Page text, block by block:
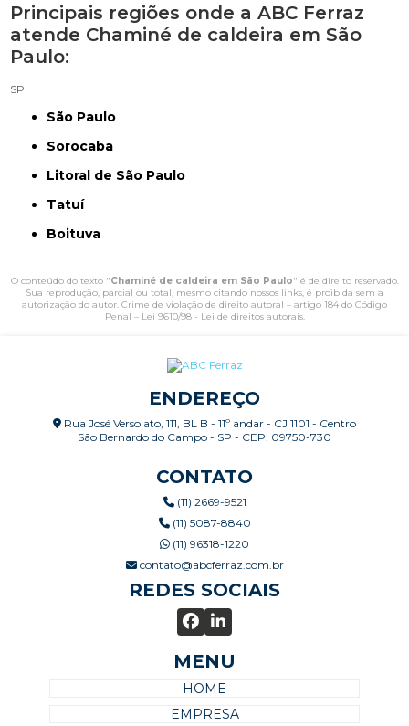
Principais regiões onde a ABC Ferraz
atende Chaminé de caldeira em São
Paulo:
SP
São Paulo
Sorocaba
Litoral de São Paulo
Tatuí
Boituva
O conteúdo do texto "Chaminé de caldeira em São Paulo" é de direito reservado.
Sua reprodução, parcial ou total, mesmo citando nossos links, é proibida sem a
autorização do autor. Crime de violação de direito autoral – artigo 184 do Código
Penal – Lei 9610/98 - Lei de direitos autorais.
ENDEREÇO
Rua José Versolato, 111, BL B - 11º andar - CJ 1101 - Centro
São Bernardo do Campo - SP - CEP: 09750-730
CONTATO
(11) 2669-9521
(11) 5087-8840
(11) 96318-1220
contato@abcferraz.com.br
REDES SOCIAIS
MENU
HOME
EMPRESA